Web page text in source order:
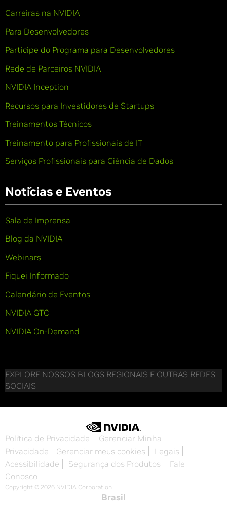
Carreiras na NVIDIA
Para Desenvolvedores
Participe do Programa para Desenvolvedores
Rede de Parceiros NVIDIA
NVIDIA Inception
Recursos para Investidores de Startups
Treinamentos Técnicos
Treinamento para Profissionais de IT
Serviços Profissionais para Ciência de Dados
Notícias e Eventos
Sala de Imprensa
Blog da NVIDIA
Webinars
Fiquei Informado
Calendário de Eventos
NVIDIA GTC
NVIDIA On-Demand
EXPLORE NOSSOS BLOGS REGIONAIS E OUTRAS REDES
SOCIAIS
Política de Privacidade
Gerenciar Minha
Privacidade
Gerenciar meus cookies
Legais
Acessibilidade
Segurança dos Produtos
Fale
Conosco
Copyright © 2026 NVIDIA Corporation
Brasil